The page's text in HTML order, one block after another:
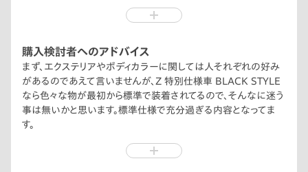
ズコントロールについては追従も正確で使い慣れればドライバ
購入検討者へのアドバイス
まず、エクステリアやボディカラーに関しては人それぞれの好み
があるのであえて言いませんが、Z 特別仕様車 BLACK STYLE
なら色々な物が最初から標準で装着されてるので、そんなに迷う
事は無いかと思います。標準仕様で充分過ぎる内容となってま
す。